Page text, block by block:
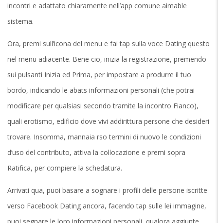
incontri e adattato chiaramente nell’app comune aimable
sistema.
Ora, premi sull’icona del menu e fai tap sulla voce Dating questo
nel menu adiacente. Bene cio, inizia la registrazione, premendo
sui pulsanti Inizia ed Prima, per impostare a produrre il tuo
bordo, indicando le abats informazioni personali (che potrai
modificare per qualsiasi secondo tramite la incontro Fianco),
quali erotismo, edificio dove vivi addirittura persone che desideri
trovare. Insomma, mannaia rso termini di nuovo le condizioni
d’uso del contributo, attiva la collocazione e premi sopra
Ratifica, per compiere la schedatura.
Arrivati qua, puoi basare a sognare i profili delle persone iscritte
verso Facebook Dating ancora, facendo tap sulle lei immagine,